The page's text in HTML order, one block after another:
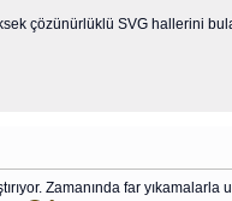
çözünürlüklü SVG hallerini
Zamanında far